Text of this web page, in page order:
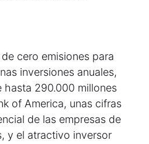
cero emisiones para
inversiones anuales,
hasta 290.000 millones
of America, unas cifras
de las empresas de
y el atractivo inversor